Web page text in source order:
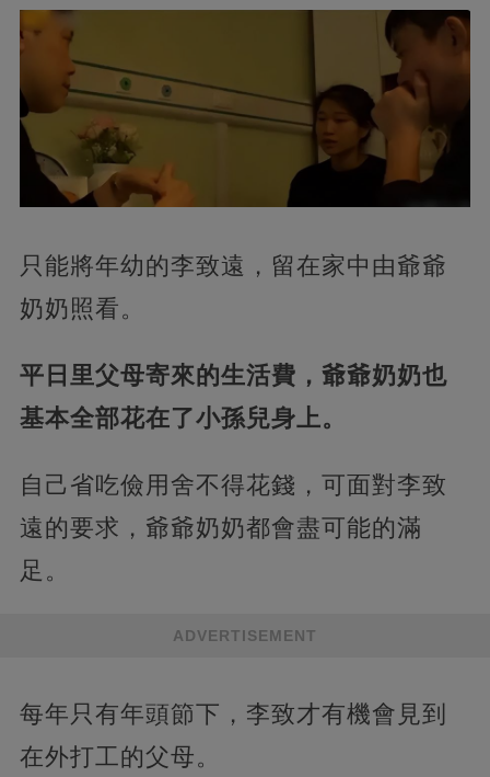
只能將年幼的李致遠，留在家中由爺爺
奶奶照看。
平日里父母寄來的生活費，爺爺奶奶也
基本全部花在了小孫兒身上。
自己省吃儉用舍不得花錢，可面對李致
遠的要求，爺爺奶奶都會盡可能的滿
足。
ADVERTISEMENT
每年只有年頭節下，李致才有機會見到
在外打工的父母。